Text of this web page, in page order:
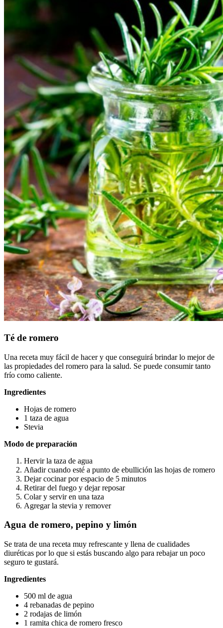
Té de romero
Una receta muy fácil de hacer y que conseguirá brindar lo mejor de
las propiedades del romero para la salud. Se puede consumir tanto
frío como caliente.
Ingredientes
Hojas de romero
1 taza de agua
Stevia
Modo de preparación
Hervir la taza de agua
Añadir cuando esté a punto de ebullición las hojas de romero
Dejar cocinar por espacio de 5 minutos
Retirar del fuego y dejar reposar
Colar y servir en una taza
Agregar la stevia y remover
Agua de romero, pepino y limón
Se trata de una receta muy refrescante y llena de cualidades
diuréticas por lo que si estás buscando algo para rebajar un poco
seguro te gustará.
Ingredientes
500 ml de agua
4 rebanadas de pepino
2 rodajas de limón
1 ramita chica de romero fresco